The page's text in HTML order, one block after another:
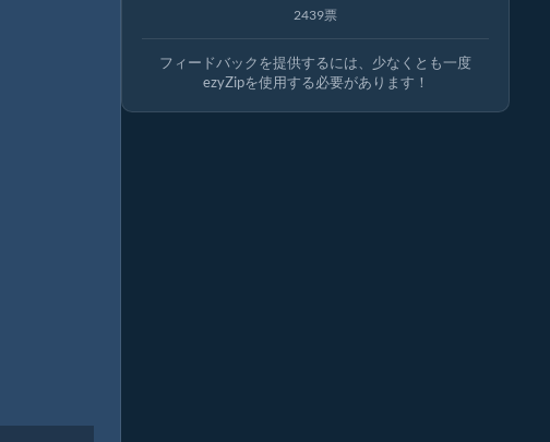
2439票
フィードバックを提供するには、少なくとも一度
ezyZipを使用する必要があります！